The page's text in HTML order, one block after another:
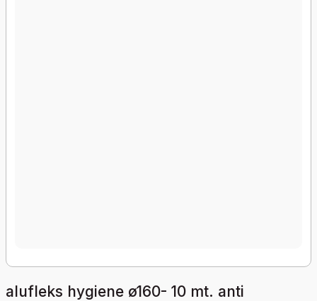
alufleks hygiene ø160- 10 mt. anti